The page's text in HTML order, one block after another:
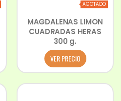
AGOTADO
MAGDALENAS LIMON
CUADRADAS HERAS
300 g.
VER PRECIO